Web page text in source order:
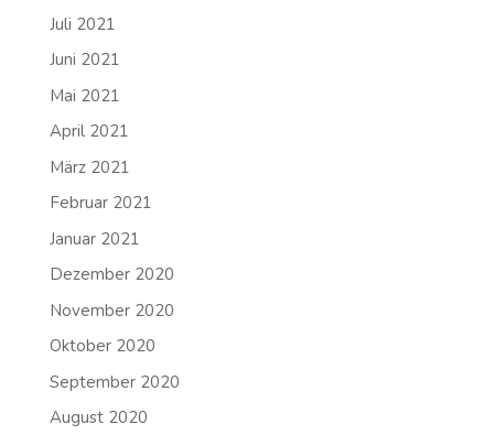
Juli 2021
Juni 2021
Mai 2021
April 2021
März 2021
Februar 2021
Januar 2021
Dezember 2020
November 2020
Oktober 2020
September 2020
August 2020